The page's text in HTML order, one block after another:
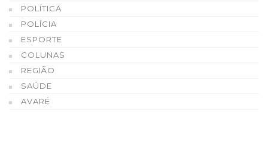
POLÍTICA
POLÍCIA
ESPORTE
COLUNAS
REGIÃO
SAÚDE
AVARÉ